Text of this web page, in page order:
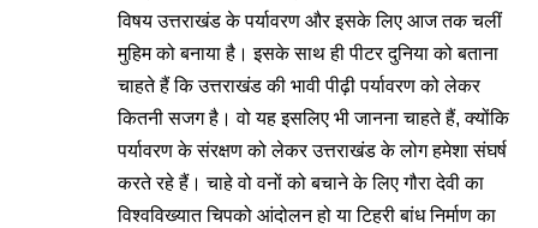
विषय उत्तराखंड के पर्यावरण और इसके लिए आज तक चलीं
मुहिम को बनाया है। इसके साथ ही पीटर दुनिया को बताना
चाहते हैं कि उत्तराखंड की भावी पीढ़ी पर्यावरण को लेकर
कितनी सजग है। वो यह इसलिए भी जानना चाहते हैं, क्योंकि
पर्यावरण के संरक्षण को लेकर उत्तराखंड के लोग हमेशा संघर्ष
करते रहे हैं। चाहे वो वनों को बचाने के लिए गौरा देवी का
विश्वविख्यात चिपको आंदोलन हो या टिहरी बांध निर्माण का